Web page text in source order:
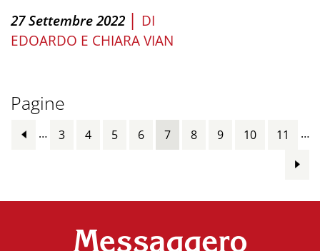
27 Settembre 2022 | DI
EDOARDO E CHIARA VIAN
Pagine
… 3 4 5 6 7 8 9 10 11 …